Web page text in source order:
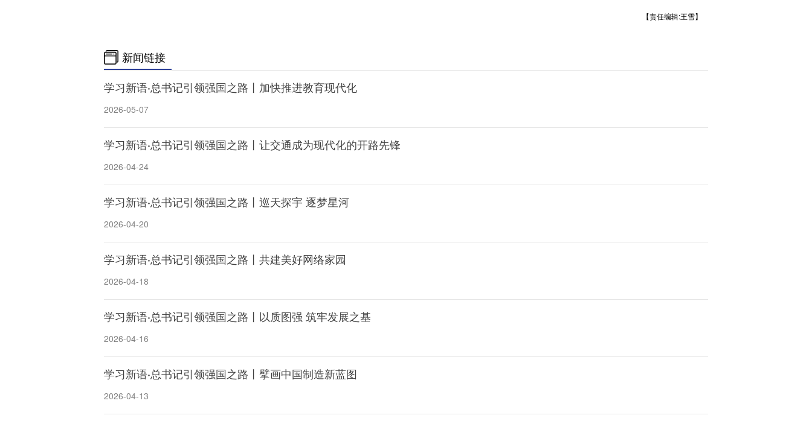
【责任编辑:王雪】
新闻链接
学习新语·总书记引领强国之路丨加快推进教育现代化
2026-05-07
学习新语·总书记引领强国之路丨让交通成为现代化的开路先锋
2026-04-24
学习新语·总书记引领强国之路丨巡天探宇 逐梦星河
2026-04-20
学习新语·总书记引领强国之路丨共建美好网络家园
2026-04-18
学习新语·总书记引领强国之路丨以质图强 筑牢发展之基
2026-04-16
学习新语·总书记引领强国之路丨擘画中国制造新蓝图
2026-04-13